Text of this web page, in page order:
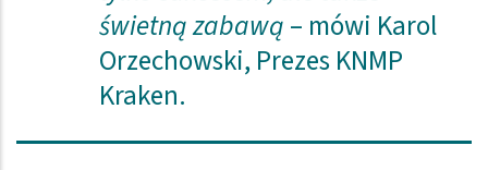
świetną zabawą– mówi Karol
Orzechowski, Prezes KNMP
Kraken.